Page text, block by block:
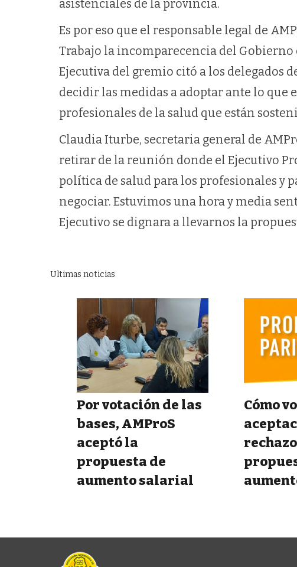
asistenciales de la provincia.
Es por eso que el responsable legal de
Trabajo la incomparecencia del
Ejecutiva del gremio citó a los delegados
decidir las medidas a adoptar ante lo que
profesionales de la salud que están
Claudia Iturbe, secretaria general de
retirar de la reunión donde el Ejecutivo
política de salud para los profesionales y
negociar. Estuvimos una hora y media
Ejecutivo se dignara a llevarnos la
Ultimas noticias
Por votación de las
bases, AMProS
aceptó la
propuesta de
aumento salarial
Cómo